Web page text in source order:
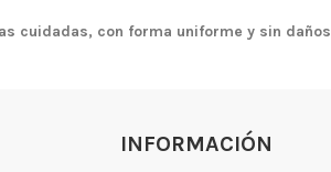
cuidadas, con forma uniforme y sin daños
INFORMACIÓN
¿Quiénes somos?